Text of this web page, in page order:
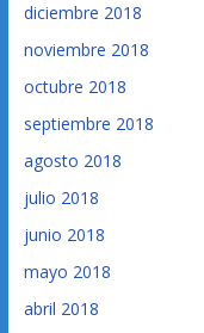
diciembre 2018
noviembre 2018
octubre 2018
septiembre 2018
agosto 2018
julio 2018
junio 2018
mayo 2018
abril 2018